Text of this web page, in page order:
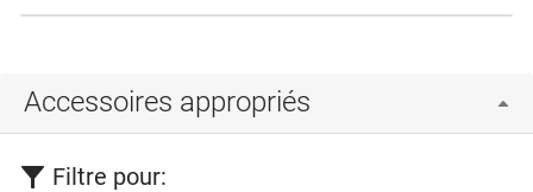
Accessoires appropriés
Filtre pour: